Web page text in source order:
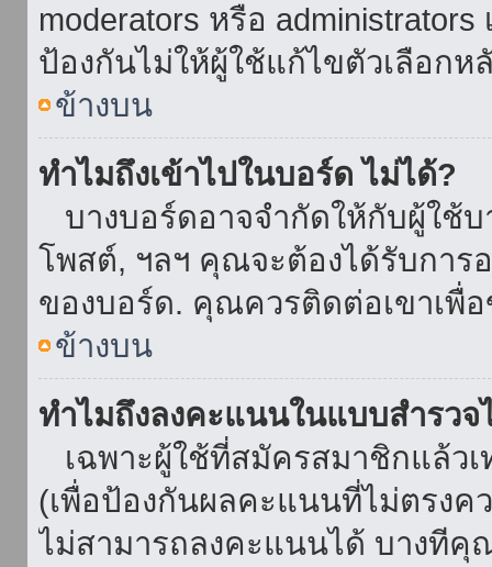
moderators หรือ
ป้องกันไม่ให้ผู้ใช้แก้ไขตัวเลือกห
ข้างบน
ทำไมถึงเข้าไปในบอร์ด ไม่ได้?
บางบอร์ดอาจจำกัดให้กับผู้ใช้บ
โพสต์, ฯลฯ คุณจะต้องได้รับการ
ของบอร์ด. คุณควรติดต่อเขาเพื่
ข้างบน
ทำไมถึงลงคะแนนในแบบสำรวจ
เฉพาะผู้ใช้ที่สมัครสมาชิกแล้ว
(เพื่อป้องกันผลคะแนนที่ไม่ตรง
ไม่สามารถลงคะแนนได้ บางที